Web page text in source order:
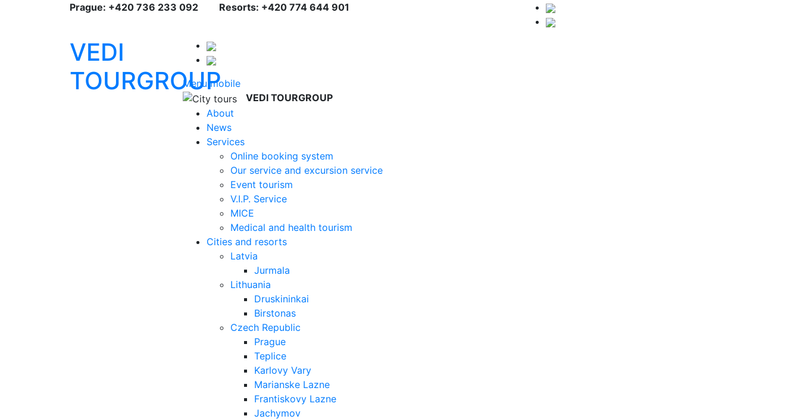
Prague: +420 736 233 092 Resorts: +420 774 644 901
VEDI
TOURGROUP
Menu mobile
VEDI TOURGROUP
About
News
Services
Online booking system
Our service and excursion service
Event tourism
V.I.P. Service
MICE
Medical and health tourism
Cities and resorts
Latvia
Jurmala
Lithuania
Druskininkai
Birstonas
Czech Republic
Prague
Teplice
Karlovy Vary
Marianske Lazne
Frantiskovy Lazne
Jachymov